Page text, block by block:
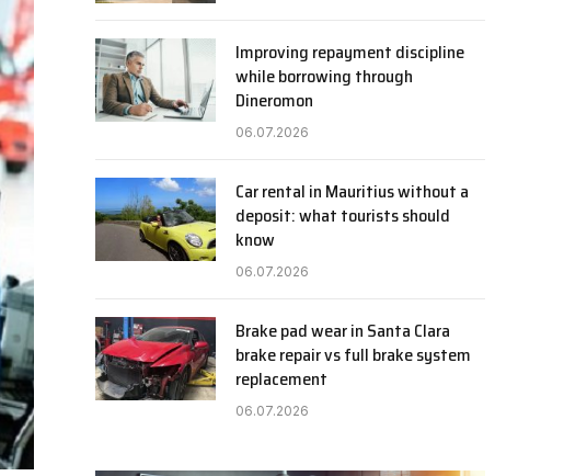
Improving repayment discipline
while borrowing through
Dineromon
06.07.2026
Car rental in Mauritius without a
deposit: what tourists should
know
06.07.2026
Brake pad wear in Santa Clara
brake repair vs full brake system
replacement
06.07.2026